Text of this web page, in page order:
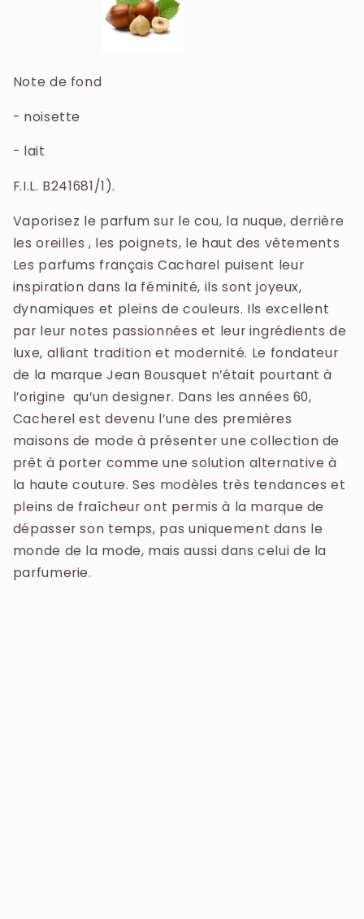
Note de fond
- noisette
- lait
F.I.L. B241681/1).
Vaporisez le parfum sur le cou, la nuque, derrière
les oreilles , les poignets, le haut des vêtements
Les parfums français Cacharel puisent leur
inspiration dans la féminité, ils sont joyeux,
dynamiques et pleins de couleurs. Ils excellent
par leur notes passionnées et leur ingrédients de
luxe, alliant tradition et modernité. Le fondateur
de la marque Jean Bousquet n’était pourtant à
l’origine qu’un designer. Dans les années 60,
Cacherel est devenu l’une des premières
maisons de mode à présenter une collection de
prêt à porter comme une solution alternative à
la haute couture. Ses modèles très tendances et
pleins de fraîcheur ont permis à la marque de
dépasser son temps, pas uniquement dans le
monde de la mode, mais aussi dans celui de la
parfumerie.